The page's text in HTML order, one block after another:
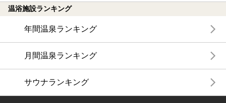
温浴施設ランキング
年間温泉ランキング
月間温泉ランキング
サウナランキング